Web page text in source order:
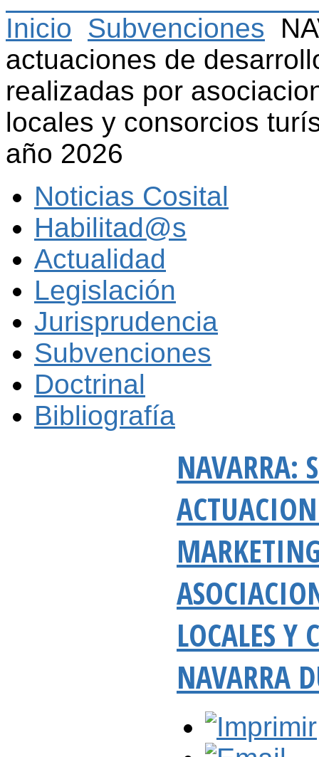
Inicio Subvenciones
actuaciones de
realizadas por
locales y consorcios
año 2026
Noticias Cosital
Habilitad@s
Actualidad
Legislación
Jurisprudencia
Subvenciones
Doctrinal
Bibliografía
NAVARRA:
LOCALES Y
NAVARRA